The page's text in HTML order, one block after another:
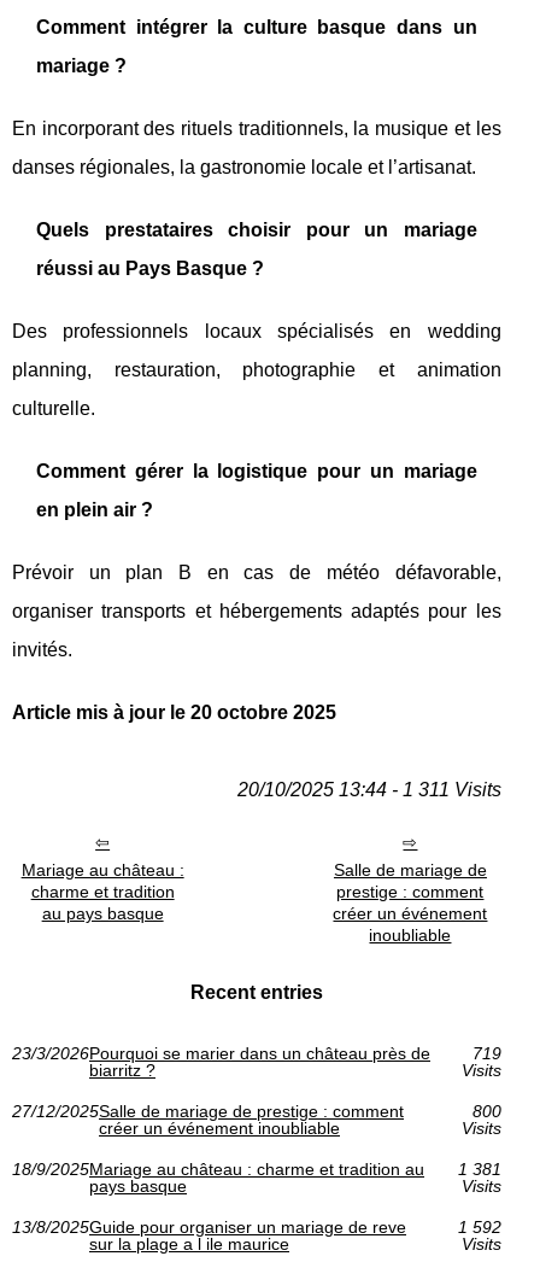
Comment intégrer la culture basque dans un
mariage ?
En incorporant des rituels traditionnels, la musique et les
danses régionales, la gastronomie locale et l’artisanat.
Quels prestataires choisir pour un mariage
réussi au Pays Basque ?
Des professionnels locaux spécialisés en wedding
planning, restauration, photographie et animation
culturelle.
Comment gérer la logistique pour un mariage
en plein air ?
Prévoir un plan B en cas de météo défavorable,
organiser transports et hébergements adaptés pour les
invités.
Article mis à jour le 20 octobre 2025
20/10/2025 13:44 - 1 311 Visits
Mariage au château :
charme et tradition
au pays basque
Salle de mariage de
prestige : comment
créer un événement
inoubliable
Recent entries
23/3/2026Pourquoi se marier dans un château près de
biarritz ?
719
Visits
27/12/2025Salle de mariage de prestige : comment
créer un événement inoubliable
800
Visits
18/9/2025Mariage au château : charme et tradition au
pays basque
1 381
Visits
13/8/2025Guide pour organiser un mariage de reve
sur la plage a l ile maurice
1 592
Visits